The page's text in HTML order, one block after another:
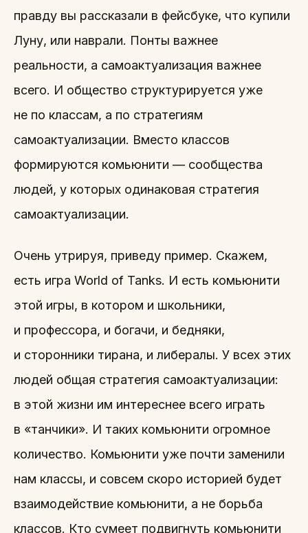
правду вы рассказали в фейсбуке, что купили
Луну, или наврали. Понты важнее
реальности, а самоактуализация важнее
всего. И общество структурируется уже
не по классам, а по стратегиям
самоактуализации. Вместо классов
формируются комьюнити — сообщества
людей, у которых одинаковая стратегия
самоактуализации.
Очень утрируя, приведу пример. Скажем,
есть игра World of Tanks. И есть комьюнити
этой игры, в котором и школьники,
и профессора, и богачи, и бедняки,
и сторонники тирана, и либералы. У всех этих
людей общая стратегия самоактуализации:
в этой жизни им интереснее всего играть
в «танчики». И таких комьюнити огромное
количество. Комьюнити уже почти заменили
нам классы, и совсем скоро историей будет
взаимодействие комьюнити, а не борьба
классов. Кто сумеет подвигнуть комьюнити